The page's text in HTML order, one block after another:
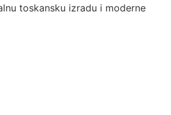
toskansku izradu i moderne